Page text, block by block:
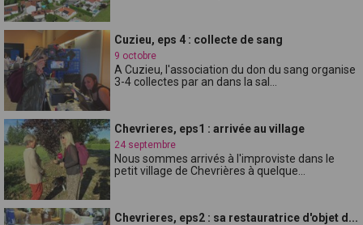
Cuzieu, eps 4 : collecte de sang
9 octobre
A Cuzieu, l'association du don du sang organise
3-4 collectes par an dans la sal...
Chevrieres, eps1 : arrivée au village
24 septembre
Nous sommes arrivés à l'improviste dans le
petit village de Chevrières à quelque...
Chevrieres, eps2 : sa restauratrice d'objet d...